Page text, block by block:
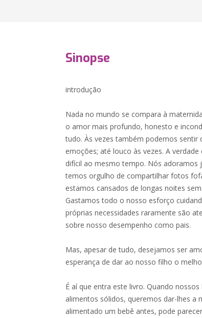
Sinopse
introdução
Nada no mundo se compara à
o amor mais profundo, honesto e
tudo. Às vezes também podemos
emoções; até louco às vezes. A
difícil ao mesmo tempo. Nós adoramos
temos orgulho de compartilhar fotos
estamos cansados de longas noites
Gastamos todo o nosso esforço
próprias necessidades raramente são
sobre nosso desempenho como pais.
Mas, apesar de tudo, desejamos ser
esperança de dar ao nosso filho o
É aí que entra este livro. Quando
alimentos sólidos, queremos dar-lhes a
alimentado um bebê antes, pode